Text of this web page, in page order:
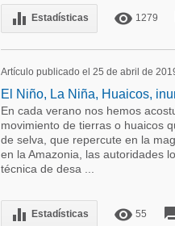
equalizer Estadísticas remove_red_eye 1279
Artículo publicado el 25 de abril de
El Niño, La Niña, Huaicos,
En cada verano nos hemos
movimiento de tierras o huaicos
de selva, que repercute en la
en la Amazonia, las autoridades
técnica de desa ...
equalizer Estadísticas remove_red_eye 55